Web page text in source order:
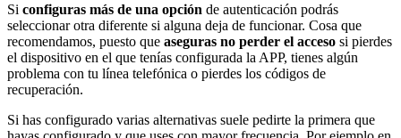
Si configuras más de una opción de autenticación podrás
seleccionar otra diferente si alguna deja de funcionar. Cosa que
recomendamos, puesto que aseguras no perder el acceso si pierdes
el dispositivo en el que tenías configurada la APP, tienes algún
problema con tu línea telefónica o pierdes los códigos de
recuperación.
Si has configurado varias alternativas suele pedirte la primera que